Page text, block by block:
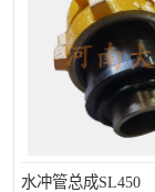
水冲管总成SL450
PO隔膜离合器
泥浆泵空气包
DY隔膜式离
KB离合器